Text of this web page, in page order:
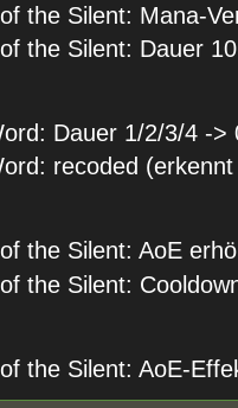
the Silent: Mana-
the Silent: Dauer
Dauer 1/2/3/4 ->
recoded
the Silent: AoE
the Silent:
the Silent: AoE-